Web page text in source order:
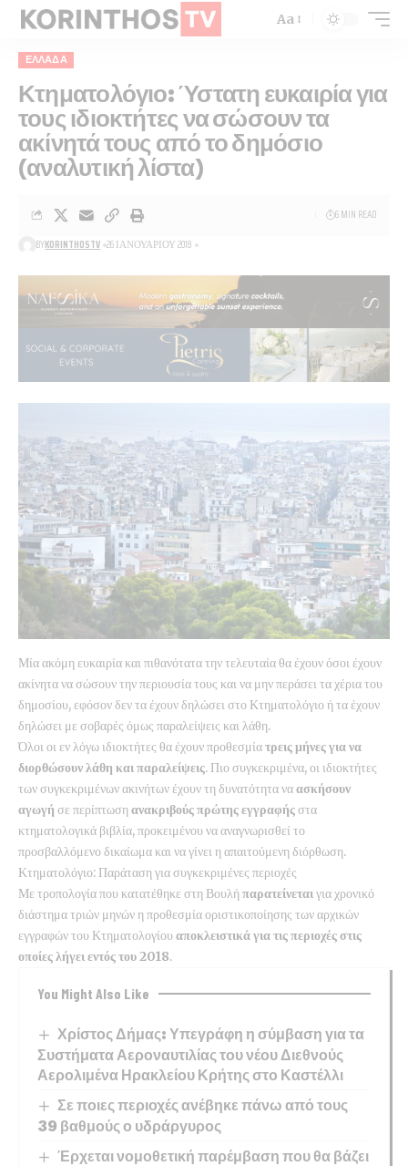
Aa
ΕΛΛΆΔΑ
Κτηματολόγιο: Ύστατη ευκαιρία για
τους ιδιοκτήτες να σώσουν τα
ακίνητά τους από το δημόσιο
(αναλυτική λίστα)
BYKORINTHOSTV 26 ΙΑΝΟΥΑΡΊΟΥ 2018
6 MIN READ
Μία ακόμη ευκαιρία και πιθανότατα την τελευταία θα έχουν όσοι έχουν
ακίνητα να σώσουν την περιουσία τους και να μην περάσει τα χέρια του
δημοσίου, εφόσον δεν τα έχουν δηλώσει στο Κτηματολόγιο ή τα έχουν
δηλώσει με σοβαρές όμως παραλείψεις και λάθη.
Όλοι οι εν λόγω ιδιοκτήτες θα έχουν προθεσμίατρεις μήνες για να
διορθώσουν λάθη και παραλείψεις. Πιο συγκεκριμένα, οι ιδιοκτήτες
των συγκεκριμένων ακινήτων έχουν τη δυνατότητα ναασκήσουν
αγωγή σε περίπτωση ανακριβούς πρώτης εγγραφήςστα
κτηματολογικά βιβλία, προκειμένου να αναγνωρισθεί το
προσβαλλόμενο δικαίωμα και να γίνει η απαιτούμενη διόρθωση.
Κτηματολόγιο: Παράταση για συγκεκριμένες περιοχές
Με τροπολογία που κατατέθηκε στη Βουλή παρατείνεταιγια χρονικό
διάστημα τριών μηνών η προθεσμία οριστικοποίησης των αρχικών
εγγραφών του Κτηματολογίουαποκλειστικά για τις περιοχές στις
οποίες λήγει εντός του 2018.
You Might Also Like
Χρίστος Δήμας: Υπεγράφη η σύμβαση για τα
Συστήματα Αεροναυτιλίας του νέου Διεθνούς
Αερολιμένα Ηρακλείου Κρήτης στο Καστέλλι
Σε ποιες περιοχές ανέβηκε πάνω από τους
39 βαθμούς ο υδράργυρος
Έρχεται νομοθετική παρέμβαση που θα βάζει